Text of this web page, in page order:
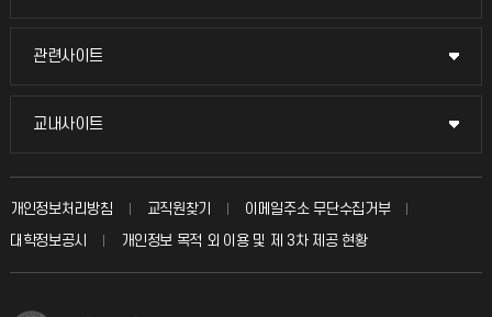
입학안내
묻고 답하기
칭찬마당
학생서비스 지킴이
관련사이트
관련사이트
국방헬프콜
교내사이트
교내사이트
교수회
교육혁신본부
개인정보처리방침 교직원찾기
이메일주소 무단수집거부
대학정보공시
개인정보 목적 외 이용 및 제 3차 제공 현황